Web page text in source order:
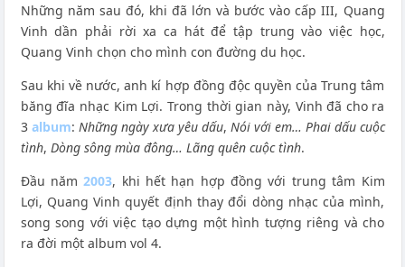
Những năm sau đó, khi đã lớn và bước vào cấp III, Quang
Vinh dần phải rời xa ca hát để tập trung vào việc học,
Quang Vinh chọn cho mình con đường du học.
Sau khi về nước, anh kí hợp đồng độc quyền của Trung tâm
băng đĩa nhạc Kim Lợi. Trong thời gian này, Vinh đã cho ra
3 album: Những ngày xưa yêu dấu, Nói với em… Phai dấu cuộc
tình, Dòng sông mùa đông… Lãng quên cuộc tình.
Đầu năm2003, khi hết hạn hợp đồng với trung tâm Kim
Lợi, Quang Vinh quyết định thay đổi dòng nhạc của mình,
song song với việc tạo dựng một hình tượng riêng và cho
ra đời một album vol 4.